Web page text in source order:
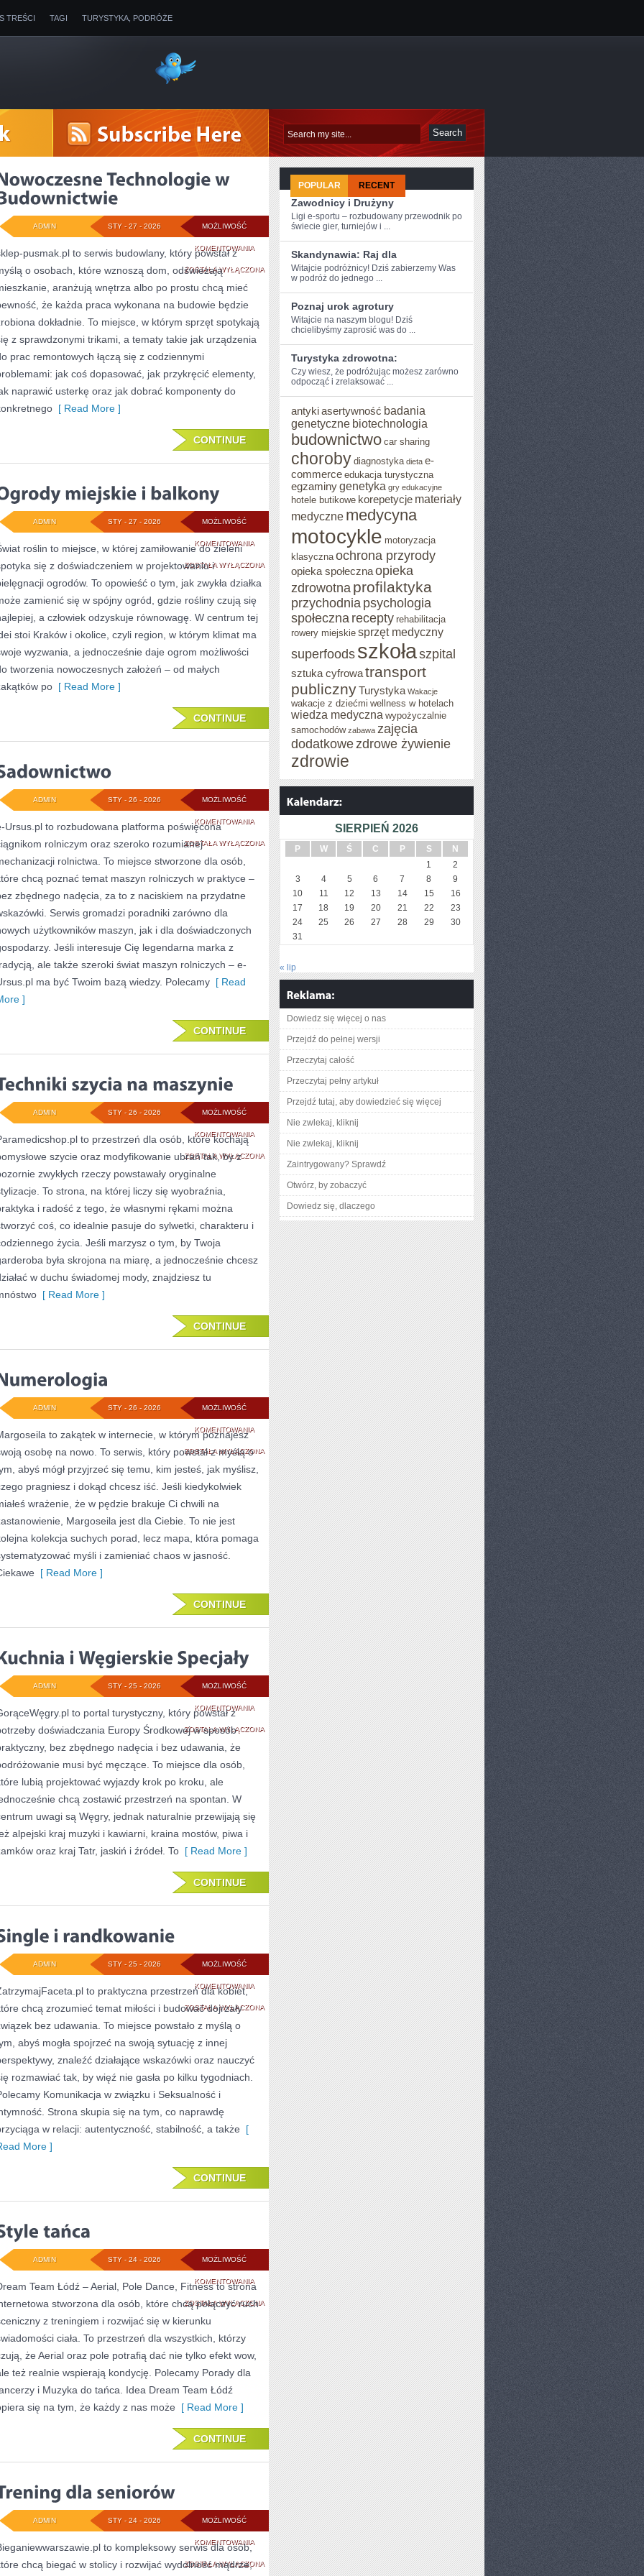
TREŚCI TAGI TURYSTYKA, PODRÓŻE
MOŻLIWOŚĆ
KOMENTOWANIANOWOCZESNE
TECHNOLOGIE
BUDOWNICTWIE
ZOSTAŁA WYŁĄCZONA
STY - 27 - 2026
ADMIN
pusmak.pl to serwis budowlany, który powstał z
o osobach, które wznoszą dom, odświeżają
aranżują wnętrza albo po prostu chcą mieć
że każda praca wykonana na budowie będzie
dokładnie. To miejsce, w którym sprzęt spotykają
z sprawdzonymi trikami, a tematy takie jak urządzenia
prac remontowych łączą się z codziennymi
jak coś dopasować, jak przykręcić elementy,
naprawić usterkę oraz jak dobrać komponenty do
[ Read More ]
CONTINUE
MOŻLIWOŚĆ
KOMENTOWANIAOGRODY
MIEJSKIE
I
BALKONY
ZOSTAŁA WYŁĄCZONA
STY - 27 - 2026
ADMIN
roślin to miejsce, w której zamiłowanie do zieleni
się z doświadczeniem w projektowaniu i
ogrodów. To opowieść o tym, jak zwykła działka
zamienić się w spójny ogród, gdzie rośliny czują się
a człowiek odzyskuje równowagę. W centrum tej
stoi Kraków i okolice, czyli region, w którym klimat ma
wyzwania, a jednocześnie daje ogrom możliwości
tworzenia nowoczesnych założeń – od małych
po [ Read More ]
CONTINUE
MOŻLIWOŚĆ
KOMENTOWANIASADOWNICTWO
ZOSTAŁA WYŁĄCZONA
STY - 26 - 2026
ADMIN
Ursus.pl to rozbudowana platforma poświęcona
rolniczym oraz szeroko rozumianej
rolnictwa. To miejsce stworzone dla osób,
chcą poznać temat maszyn rolniczych w praktyce –
zbędnego nadęcia, za to z naciskiem na przydatne
Serwis gromadzi poradniki zarówno dla
użytkowników maszyn, jak i dla doświadczonych
Jeśli interesuje Cię legendarna marka z
ale także szeroki świat maszyn rolniczych – e-
ma być Twoim bazą wiedzy. Polecamy [ Read
]
CONTINUE
MOŻLIWOŚĆ
KOMENTOWANIATECHNIKI
SZYCIA
MASZYNIE
ZOSTAŁA WYŁĄCZONA
STY - 26 - 2026
ADMIN
to przestrzeń dla osób, które kochają
szycie oraz modyfikowanie ubrań tak, by z
zwykłych rzeczy powstawały oryginalne
To strona, na której liczy się wyobraźnia,
i radość z tego, że własnymi rękami można
coś, co idealnie pasuje do sylwetki, charakteru i
życia. Jeśli marzysz o tym, by Twoja
była skrojona na miarę, a jednocześnie chcesz
w duchu świadomej mody, znajdziesz tu
[ Read More ]
CONTINUE
MOŻLIWOŚĆ
KOMENTOWANIANUMEROLOGIA
ZOSTAŁA WYŁĄCZONA
STY - 26 - 2026
ADMIN
to zakątek w internecie, w którym poznajesz
osobę na nowo. To serwis, który powstał z myślą o
abyś mógł przyjrzeć się temu, kim jesteś, jak myślisz,
pragniesz i dokąd chcesz iść. Jeśli kiedykolwiek
wrażenie, że w pędzie brakuje Ci chwili na
Margoseila jest dla Ciebie. To nie jest
kolekcja suchych porad, lecz mapa, która pomaga
myśli i zamieniać chaos w jasność.
[ Read More ]
CONTINUE
MOŻLIWOŚĆ
KOMENTOWANIAKUCHNIA
I
WĘGIERSKIE
SPECJAŁY
ZOSTAŁA WYŁĄCZONA
STY - 25 - 2026
ADMIN
to portal turystyczny, który powstał z
doświadczania Europy Środkowej w sposób
bez zbędnego nadęcia i bez udawania, że
musi być męczące. To miejsce dla osób,
lubią projektować wyjazdy krok po kroku, ale
chcą zostawić przestrzeń na spontan. W
uwagi są Węgry, jednak naturalnie przewijają się
alpejski kraj muzyki i kawiarni, kraina mostów, piwa i
oraz kraj Tatr, jaskiń i źródeł. To [ Read More ]
CONTINUE
MOŻLIWOŚĆ
KOMENTOWANIASINGLE
I
RANDKOWANIE
ZOSTAŁA WYŁĄCZONA
STY - 25 - 2026
ADMIN
to praktyczna przestrzeń dla kobiet,
chcą zrozumieć temat miłości i budować dojrzały
bez udawania. To miejsce powstało z myślą o
abyś mogła spojrzeć na swoją sytuację z innej
znaleźć działające wskazówki oraz nauczyć
rozmawiać tak, by więź nie gasła po kilku tygodniach.
Komunikacja w związku i Seksualność i
Strona skupia się na tym, co naprawdę
w relacji: autentyczność, stabilność, a także [
More ]
CONTINUE
MOŻLIWOŚĆ
KOMENTOWANIASTYLE
TAŃCA
ZOSTAŁA WYŁĄCZONA
STY - 24 - 2026
ADMIN
Team Łódź – Aerial, Pole Dance, Fitness to strona
stworzona dla osób, które chcą połączyć ruch
z treningiem i rozwijać się w kierunku
ciała. To przestrzeń dla wszystkich, którzy
że Aerial oraz pole potrafią dać nie tylko efekt wow,
też realnie wspierają kondycję. Polecamy Porady dla
i Muzyka do tańca. Idea Dream Team Łódź
się na tym, że każdy z nas może [ Read More ]
CONTINUE
MOŻLIWOŚĆ
KOMENTOWANIATRENING
DLA
ZOSTAŁA WYŁĄCZONA
STY - 24 - 2026
ADMIN
to kompleksowy serwis dla osób,
chcą biegać w stolicy i rozwijać wydolność mądrze,
POPULAR RECENT
Zawodnicy i Drużyny
Ligi e-sportu – rozbudowany przewodnik po
świecie gier, turniejów i ...
Skandynawia: Raj dla
Witajcie podróżnicy!​ Dziś zabierzemy Was
w podróż do ‍jednego ...
Poznaj urok agrotury
Witajcie na naszym blogu! Dziś
chcielibyśmy zaprosić was do ...
Turystyka zdrowotna:
Czy wiesz, że podróżując ​możesz ⁤zarówno
odpocząć⁤ i‌ zrelaksować ...
antykiasertywność badania
genetyczne biotechnologia
budownictwo car sharing
choroby diagnostyka dieta e-
commerce edukacja turystyczna
egzaminygenetyka gry edukacyjne
hotele butikowe korepetycje materiały
medyczne medycyna
motocykle motoryzacja
klasyczna ochrona przyrody
opieka społecznaopieka
zdrowotna profilaktyka
przychodnia psychologia
społeczna recepty rehabilitacja
rowery miejskie sprzęt medyczny
superfoods szkołaszpital
sztuka cyfrowatransport
publicznyTurystyka Wakacje
wakacje z dziećmi wellness w hotelach
wiedza medyczna wypożyczalnie
samochodów zabawa zajęcia
dodatkowezdrowe żywienie
zdrowie
SIERPIEŃ 2026
P W Ś C P S
N
1
2
3
4 5 6 7 8
9
10
11 12 13 14 15
16
17
18 19 20 21 22
23
24
25 26 27 28 29
30
31
« lip
Dowiedz się więcej o nas
Przejdź do pełnej wersji
Przeczytaj całość
Przeczytaj pełny artykuł
Przejdź tutaj, aby dowiedzieć się więcej
Nie zwlekaj, kliknij
Nie zwlekaj, kliknij
Zaintrygowany? Sprawdź
Otwórz, by zobaczyć
Dowiedz się, dlaczego